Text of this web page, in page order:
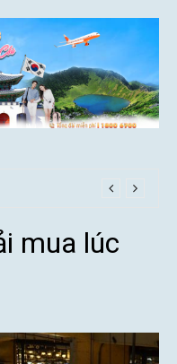
mua lúc